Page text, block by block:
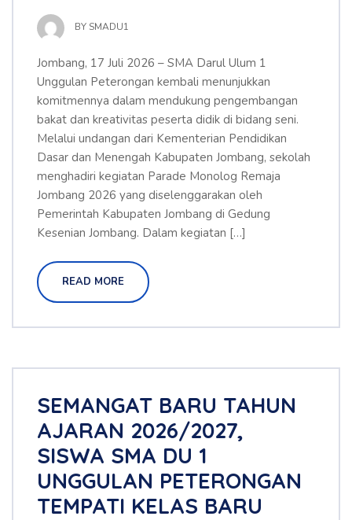
BY SMADU1
Jombang, 17 Juli 2026 – SMA Darul Ulum 1
Unggulan Peterongan kembali menunjukkan
komitmennya dalam mendukung pengembangan
bakat dan kreativitas peserta didik di bidang seni.
Melalui undangan dari Kementerian Pendidikan
Dasar dan Menengah Kabupaten Jombang, sekolah
menghadiri kegiatan Parade Monolog Remaja
Jombang 2026 yang diselenggarakan oleh
Pemerintah Kabupaten Jombang di Gedung
Kesenian Jombang. Dalam kegiatan […]
READ MORE
SEMANGAT BARU TAHUN
AJARAN 2026/2027,
SISWA SMA DU 1
UNGGULAN PETERONGAN
TEMPATI KELAS BARU